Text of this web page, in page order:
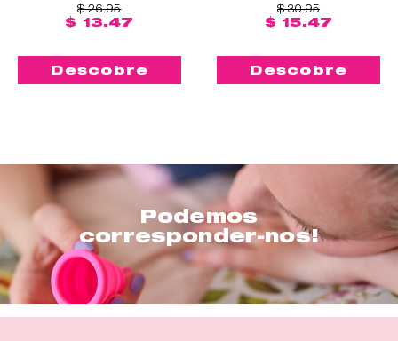
$ 26.95
$ 13.47
Descobre
$ 30.95
$ 15.47
Descobre
Podemos
corresponder-nos!